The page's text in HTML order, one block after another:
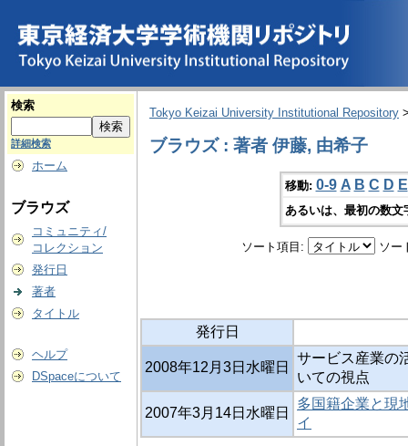
検索
詳細検索
ホーム
ブラウズ
コミュニティ/
コレクション
発行日
著者
タイトル
ヘルプ
DSpaceについて
Tokyo Keizai University Institutional Repository
ブラウズ : 著者 伊藤, 由希子
移動: 0-9 A B C D E
あるいは、最初の数
ソート項目: ソー
発行日
2008年12月3日水曜日
サービス産業の
いての視点
2007年3月14日水曜日
多国籍企業と現
イ